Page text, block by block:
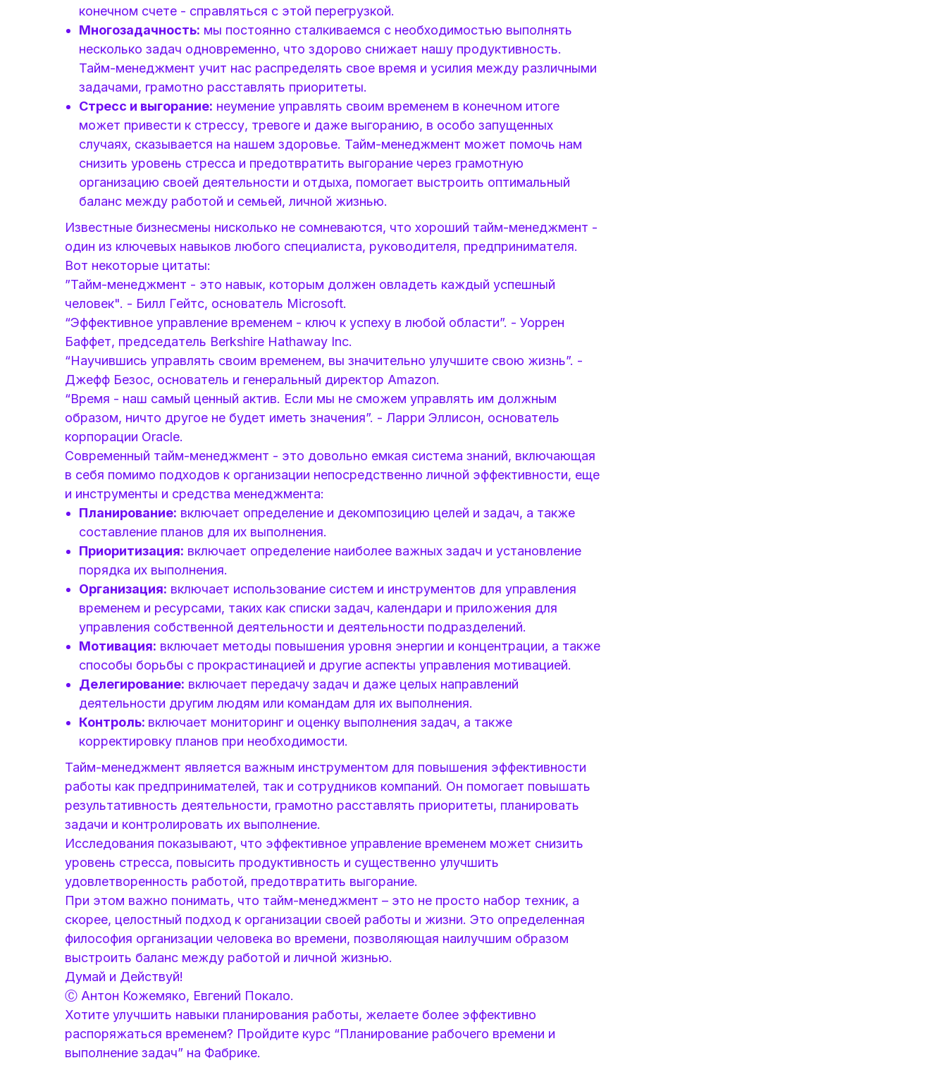
конечном счете - справляться с этой перегрузкой.
Многозадачность: мы постоянно сталкиваемся с необходимостью выполнять
несколько задач одновременно, что здорово снижает нашу продуктивность.
Тайм-менеджмент учит нас распределять свое время и усилия между различными
задачами, грамотно расставлять приоритеты.
Стресс и выгорание: неумение управлять своим временем в конечном итоге
может привести к стрессу, тревоге и даже выгоранию, в особо запущенных
случаях, сказывается на нашем здоровье. Тайм-менеджмент может помочь нам
снизить уровень стресса и предотвратить выгорание через грамотную
организацию своей деятельности и отдыха, помогает выстроить оптимальный
баланс между работой и семьей, личной жизнью.
Известные бизнесмены нисколько не сомневаются, что хороший тайм-менеджмент -
один из ключевых навыков любого специалиста, руководителя, предпринимателя.
Вот некоторые цитаты:
”Тайм-менеджмент - это навык, которым должен овладеть каждый успешный
человек". - Билл Гейтс, основатель Microsoft.
“Эффективное управление временем - ключ к успеху в любой области”. - Уоррен
Баффет, председатель Berkshire Hathaway Inc.
“Научившись управлять своим временем, вы значительно улучшите свою жизнь”. -
Джефф Безос, основатель и генеральный директор Amazon.
“Время - наш самый ценный актив. Если мы не сможем управлять им должным
образом, ничто другое не будет иметь значения”. - Ларри Эллисон, основатель
корпорации Oracle.
Современный тайм-менеджмент - это довольно емкая система знаний, включающая
в себя помимо подходов к организации непосредственно личной эффективности, еще
и инструменты и средства менеджмента:
Планирование: включает определение и декомпозицию целей и задач, а также
составление планов для их выполнения.
Приоритизация: включает определение наиболее важных задач и установление
порядка их выполнения.
Организация: включает использование систем и инструментов для управления
временем и ресурсами, таких как списки задач, календари и приложения для
управления собственной деятельности и деятельности подразделений.
Мотивация: включает методы повышения уровня энергии и концентрации, а также
способы борьбы с прокрастинацией и другие аспекты управления мотивацией.
Делегирование: включает передачу задач и даже целых направлений
деятельности другим людям или командам для их выполнения.
Контроль: включает мониторинг и оценку выполнения задач, а также
корректировку планов при необходимости.
Тайм-менеджмент является важным инструментом для повышения эффективности
работы как предпринимателей, так и сотрудников компаний. Он помогает повышать
результативность деятельности, грамотно расставлять приоритеты, планировать
задачи и контролировать их выполнение.
Исследования показывают, что эффективное управление временем может снизить
уровень стресса, повысить продуктивность и существенно улучшить
удовлетворенность работой, предотвратить выгорание.
При этом важно понимать, что тайм-менеджмент – это не просто набор техник, а
скорее, целостный подход к организации своей работы и жизни. Это определенная
философия организации человека во времени, позволяющая наилучшим образом
выстроить баланс между работой и личной жизнью.
Думай и Действуй!
Ⓒ Антон Кожемяко, Евгений Покало.
Хотите улучшить навыки планирования работы, желаете более эффективно
распоряжаться временем? Пройдите курс “Планирование рабочего времени и
выполнение задач” на Фабрике.